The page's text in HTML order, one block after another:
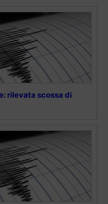
rilevata scossa di